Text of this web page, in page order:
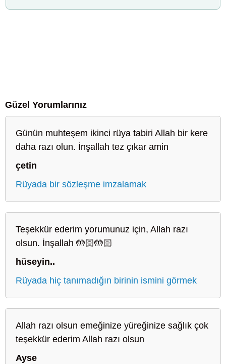
Güzel Yorumlarınız
Günün muhteşem ikinci rüya tabiri Allah bir kere
daha razı olun. İnşallah tez çıkar amin
çetin
Rüyada bir sözleşme imzalamak
Teşekkür ederim yorumunuz için, Allah razı
olsun. İnşallah 🤲🏻🤲🏻
hüseyin..
Rüyada hiç tanımadığın birinin ismini görmek
Allah razı olsun emeğinize yüreğinize sağlık çok
teşekkür ederim Allah razı olsun
Ayse